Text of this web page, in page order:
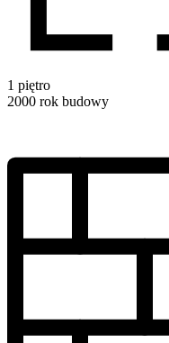
1 piętro
2000 rok budowy